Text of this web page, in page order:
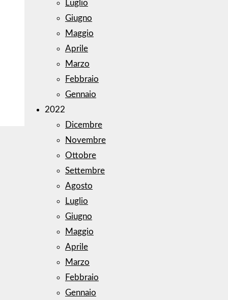
Luglio
Giugno
Maggio
Aprile
Marzo
Febbraio
Gennaio
2022
Dicembre
Novembre
Ottobre
Settembre
Agosto
Luglio
Giugno
Maggio
Aprile
Marzo
Febbraio
Gennaio